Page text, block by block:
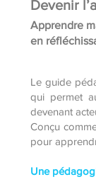
Devenir
Apprendre
en
Le guide
qui permet
devenant
Conçu
pour
Une